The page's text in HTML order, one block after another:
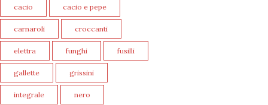
cacio cacio e pepe
carnaroli croccanti
elettra funghi fusilli
gallette grissini
integrale nero